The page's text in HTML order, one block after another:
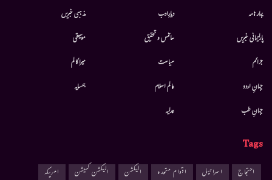
بہار نامہ
پارلیمانی خبریں
جرائم
جہانِ اردو
جہانِ طب
دیارِادب
سائنس و تحقیق
سیاست
عالم اسلام
عدلیہ
مذہبی خبریں
موسيقى
میرا کالم
ہمسایہ
Tags
احتجاج اسرائیل اقوام متحدہ الیکشن الیکشن کمیشن امریکہ